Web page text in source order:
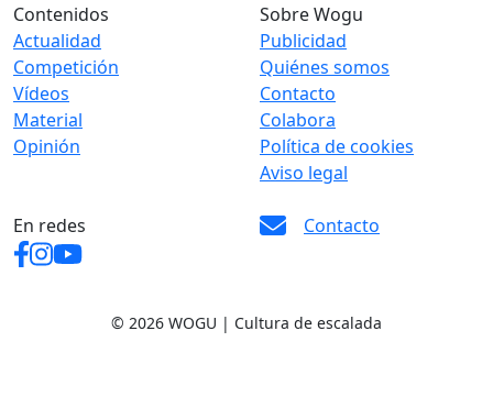
Contenidos
Actualidad
Competición
Vídeos
Material
Opinión
Sobre Wogu
Publicidad
Quiénes somos
Contacto
Colabora
Política de cookies
Aviso legal
En redes Contacto
© 2026 WOGU | Cultura de escalada